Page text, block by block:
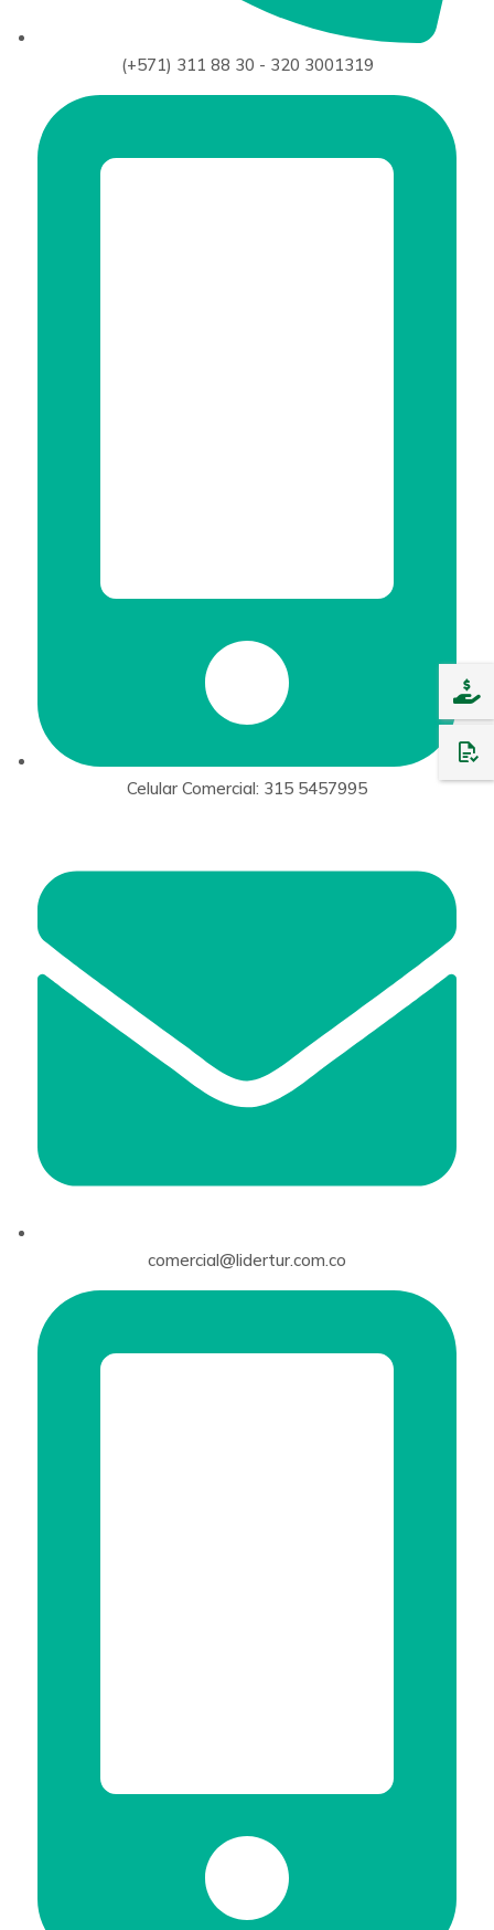
(+571) 311 88 30 - 320 3001319
Celular Comercial: 315 5457995
comercial@lidertur.com.co